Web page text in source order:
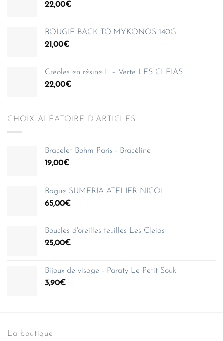
22,00€
BOUGIE BACK TO MYKONOS 140G
21,00€
Créoles en résine L – Verte LES CLEIAS
22,00€
CHOIX ALÉATOIRE D’ARTICLES
Bracelet Bohm Paris - Bracéline
19,00€
Bague SUMERIA ATELIER NICOL
65,00€
Boucles d'oreilles feuilles Les Cleias
25,00€
Bijoux de visage - Paraty Le Petit Souk
3,90€
La boutique